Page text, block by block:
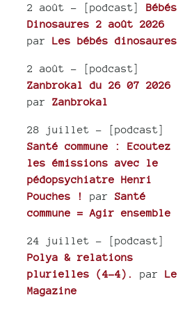
2 août- [podcast]Bébés
Dinosaures 2 août 2026
parLes bébés dinosaures
2 août- [podcast]
Zanbrokal du 26 07 2026
parZanbrokal
28 juillet- [podcast]
Santé commune : Ecoutez
les émissions avec le
pédopsychiatre Henri
Pouches !
parSanté
commune = Agir ensemble
24 juillet- [podcast]
Polya & relations
plurielles (4-4).
parLe
Magazine